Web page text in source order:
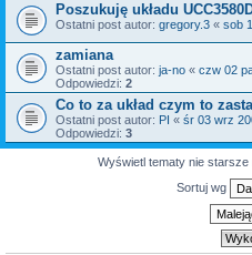
Poszukuję układu
Ostatni post autor: gregory.3 « sob
zamiana
Ostatni post autor: ja-no « czw 02
Odpowiedzi: 2
Co to za układ czym to
Ostatni post autor: PI « śr 03 wrz
Odpowiedzi: 3
Wyświetl tematy nie starsze
Sortuj wg